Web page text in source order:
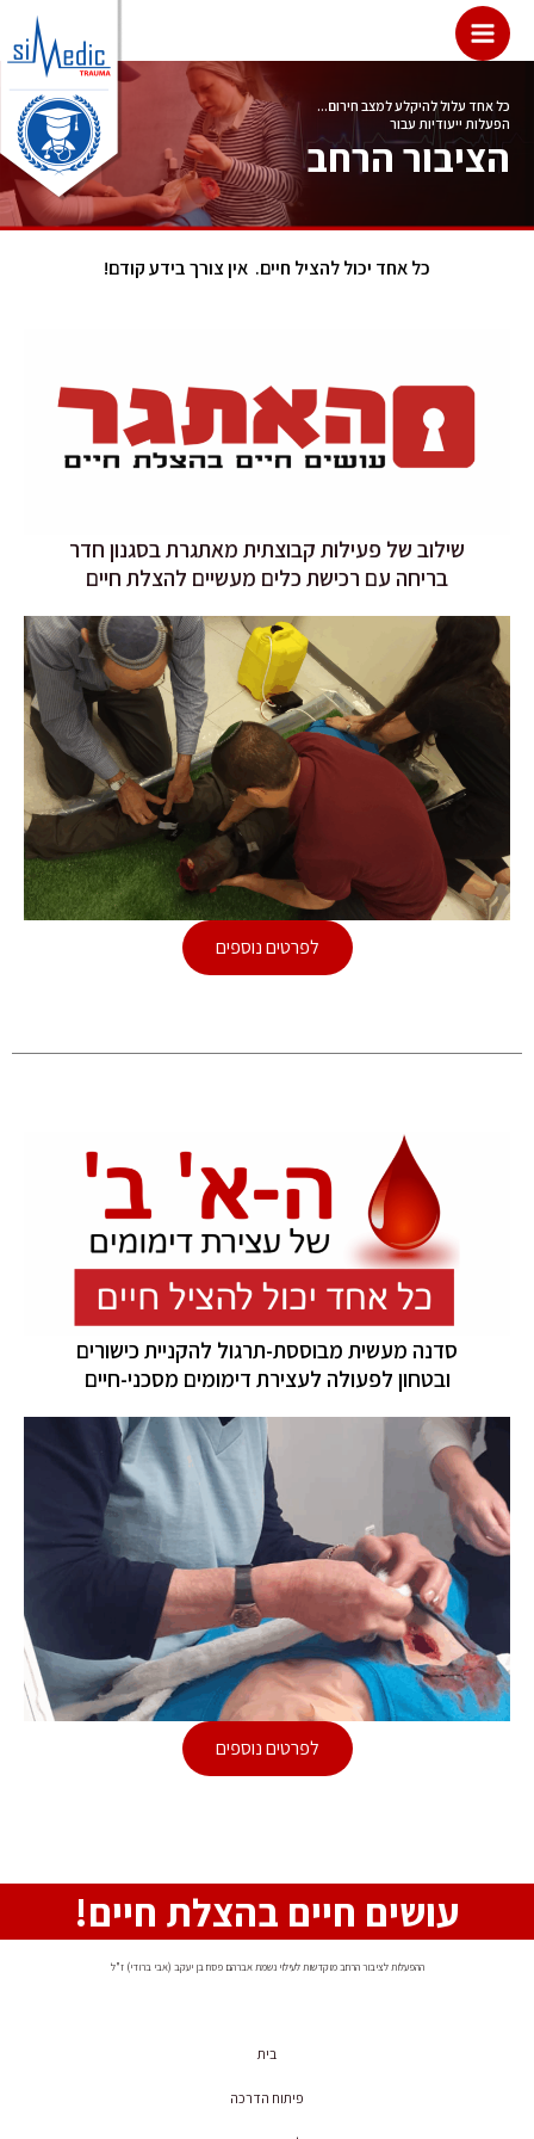
לתוכן
כל אחד עלול להיקלע למצב חירום...
הפעלות ייעודיות עבור
הציבור הרחב
כל אחד יכול להציל חיים. אין צורך בידע קודם!
שילוב של פעילות קבוצתית מאתגרת בסגנון חדר
בריחה עם רכישת כלים מעשיים להצלת חיים
לפרטים נוספים
סדנה מעשית מבוססת-תרגול להקניית כישורים
ובטחון לפעולה לעצירת דימומים מסכני-חיים
לפרטים נוספים
עושים חיים בהצלת חיים!
ההפעלות לציבור הרחב מוקדשות לעילוי נשמת אברהם פסח בן יעקב (אבי ברודי) ז"ל
בית
פיתוח הדרכה